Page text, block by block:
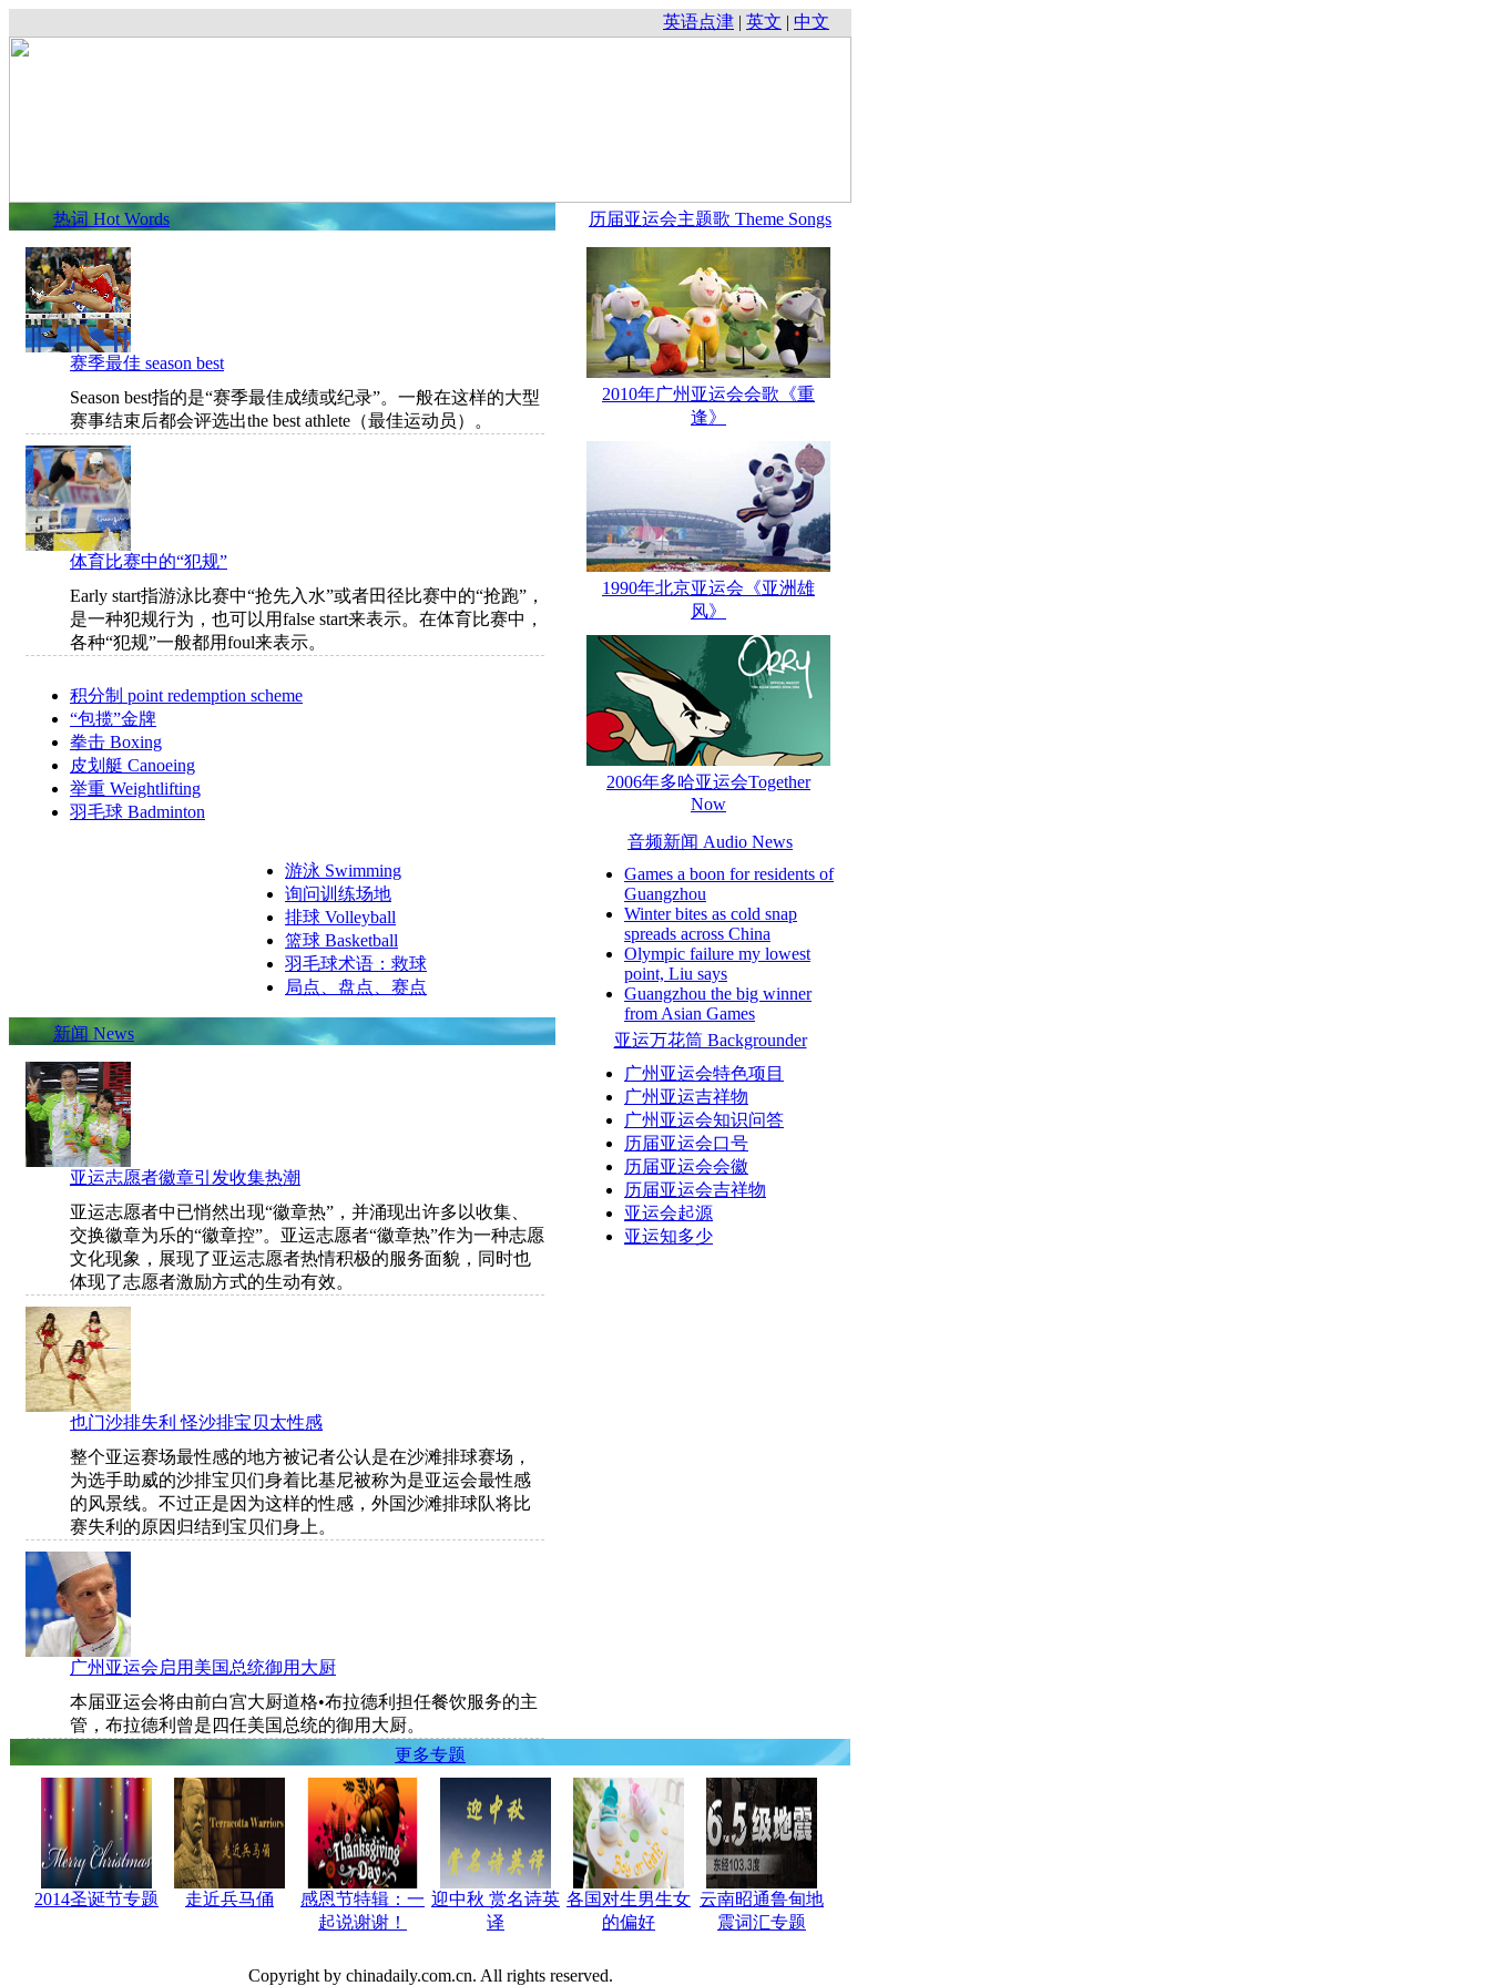
英语点津 | 英文 | 中文
热词 Hot Words
赛季最佳 season best
Season best指的是“赛季最佳成绩或纪录”。一般在这样的大型
赛事结束后都会评选出the best athlete（最佳运动员）。
体育比赛中的“犯规”
Early start指游泳比赛中“抢先入水”或者田径比赛中的“抢跑”，
是一种犯规行为，也可以用false start来表示。在体育比赛中，
各种“犯规”一般都用foul来表示。
积分制 point redemption scheme
“包揽”金牌
拳击 Boxing
皮划艇 Canoeing
举重 Weightlifting
羽毛球 Badminton
游泳 Swimming
询问训练场地
排球 Volleyball
篮球 Basketball
羽毛球术语：救球
局点、盘点、赛点
新闻 News
亚运志愿者徽章引发收集热潮
亚运志愿者中已悄然出现“徽章热”，并涌现出许多以收集、
交换徽章为乐的“徽章控”。亚运志愿者“徽章热”作为一种志愿
文化现象，展现了亚运志愿者热情积极的服务面貌，同时也
体现了志愿者激励方式的生动有效。
也门沙排失利 怪沙排宝贝太性感
整个亚运赛场最性感的地方被记者公认是在沙滩排球赛场，
为选手助威的沙排宝贝们身着比基尼被称为是亚运会最性感
的风景线。不过正是因为这样的性感，外国沙滩排球队将比
赛失利的原因归结到宝贝们身上。
广州亚运会启用美国总统御用大厨
本届亚运会将由前白宫大厨道格•布拉德利担任餐饮服务的主
管，布拉德利曾是四任美国总统的御用大厨。
历届亚运会主题歌 Theme Songs
2010年广州亚运会会歌《重
逢》
1990年北京亚运会《亚洲雄
风》
2006年多哈亚运会Together
Now
音频新闻 Audio News
Games a boon for residents of
Guangzhou
Winter bites as cold snap
spreads across China
Olympic failure my lowest
point, Liu says
Guangzhou the big winner
from Asian Games
亚运万花筒 Backgrounder
广州亚运会特色项目
广州亚运吉祥物
广州亚运会知识问答
历届亚运会口号
历届亚运会会徽
历届亚运会吉祥物
亚运会起源
亚运知多少
更多专题
2014圣诞节专题 走近兵马俑
感恩节特辑：一
起说谢谢！
迎中秋 赏名诗英
译
各国对生男生女
的偏好
云南昭通鲁甸地
震词汇专题
Copyright by chinadaily.com.cn. All rights reserved.